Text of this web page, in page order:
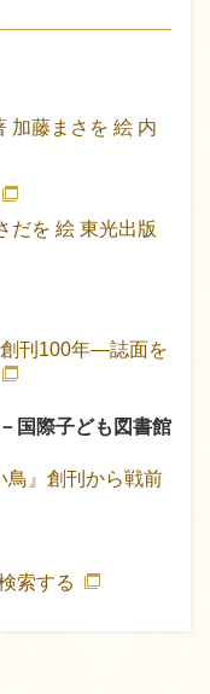
加藤まさを 絵 内
だを 絵 東光出版
刊100年―誌面を
国際子ども図書館
』創刊から戦前
索する